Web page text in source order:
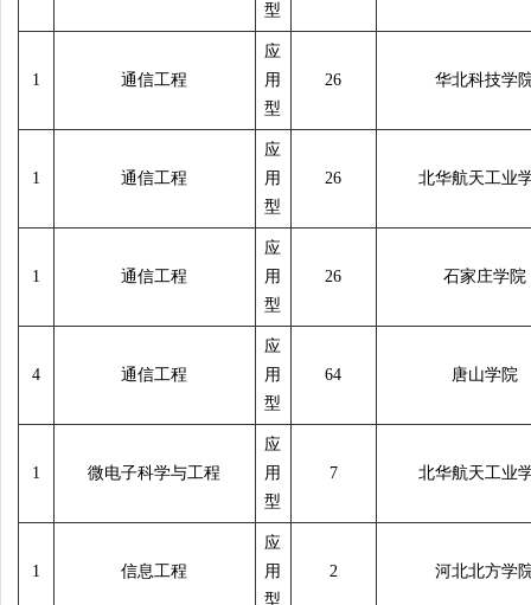
型
1 通信工程
应
用
型
26 华北科技学
1 通信工程
应
用
型
26 北华航天工业
1 通信工程
应
用
型
26 石家庄学院
4 通信工程
应
用
型
64 唐山学院
1 微电子科学与工程
应
用
型
7 北华航天工业
1 信息工程
应
用
型
2 河北北方学